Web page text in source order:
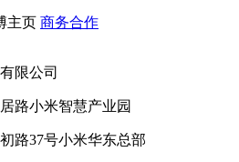
主页 商务合作
限公司
路小米智慧产业园
路37号小米华东总部